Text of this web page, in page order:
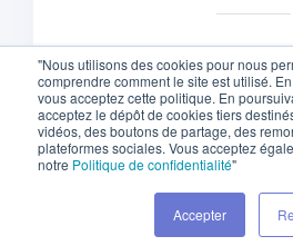
"Nous utilisons des cookies pour nous
comprendre comment le site est utilisé.
vous acceptez cette politique. En
acceptez le dépôt de cookies tiers
vidéos, des boutons de partage, des
plateformes sociales. Vous acceptez
notre Politique de confidentialité"
Accepter
3 200 €
Expert / Senior